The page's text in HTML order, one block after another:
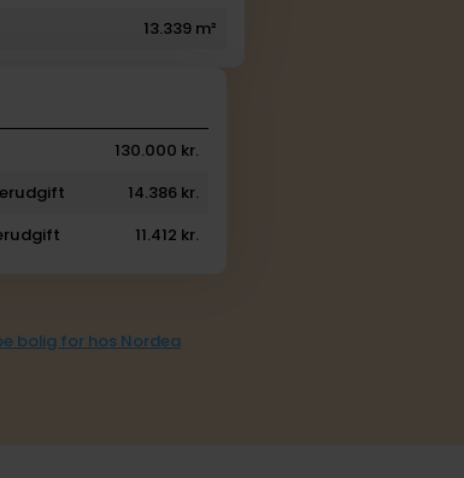
13.339 m²
130.000 kr.
14.386 kr.
11.412 kr.
bolig for hos Nordea